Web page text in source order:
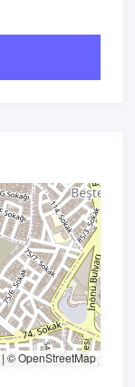
|© OpenStreetMap